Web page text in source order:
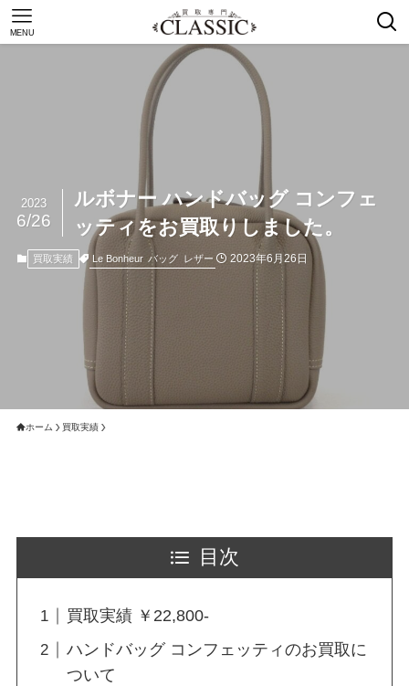
MENU
ルボナー ハンドバッグ コンフェ
ッティをお買取りしました。
2023
6/26
買取実績 Le Bonheur バッグ レザー 2023年6月26日
ホーム 買取実績
目次
買取実績 ￥22,800-
ハンドバッグ コンフェッティのお買取に
ついて